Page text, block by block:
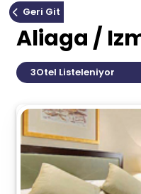
Geri Git
Aliaga /
3Otel Listeleniyor